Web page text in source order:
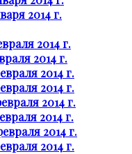
2014 г.
2014 г.
2014 г.
2014 г.
2014 г.
2014 г.
2014 г.
2014 г.
2014 г.